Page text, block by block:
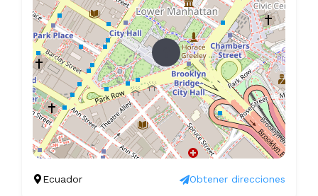
Ecuador Obtener direcciones